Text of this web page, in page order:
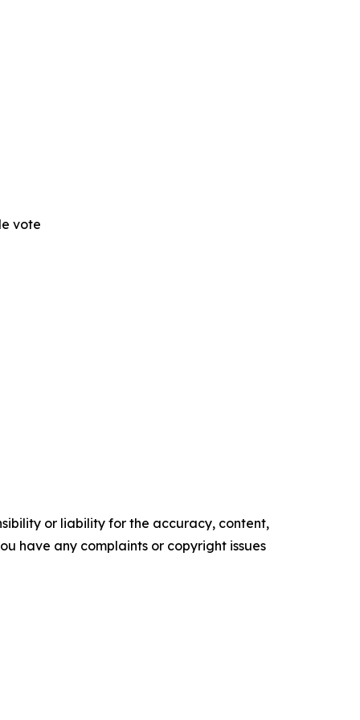
vote
or liability for the accuracy, content,
have any complaints or copyright issues